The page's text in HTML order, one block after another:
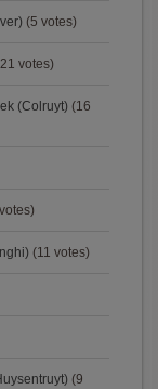
(5 votes)
votes)
(Colruyt) (16
(11 votes)
(9